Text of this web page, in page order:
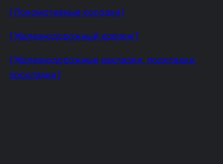
⟦Локомотивные колодки⟧
⟦Железнодорожный крепеж⟧
⟦Железнодорожные накладки, подкладки,
прокладки⟧